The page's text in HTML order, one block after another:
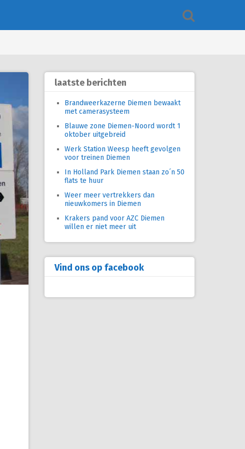
laatste berichten
Brandweerkazerne Diemen bewaakt
met camerasysteem
Blauwe zone Diemen-Noord wordt 1
oktober uitgebreid
Werk Station Weesp heeft gevolgen
voor treinen Diemen
In Holland Park Diemen staan zo´n 50
flats te huur
Weer meer vertrekkers dan
nieuwkomers in Diemen
Krakers pand voor AZC Diemen
willen er niet meer uit
Vind ons op facebook